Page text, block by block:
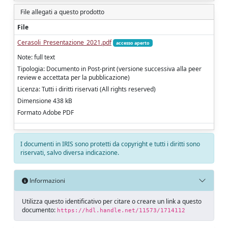
File allegati a questo prodotto
File
Cerasoli_Presentazione_2021.pdf
accesso aperto
Note: full text
Tipologia: Documento in Post-print (versione successiva alla peer
review e accettata per la pubblicazione)
Licenza: Tutti i diritti riservati (All rights reserved)
Dimensione 438 kB
Formato Adobe PDF
I documenti in IRIS sono protetti da copyright e tutti i diritti sono
riservati, salvo diversa indicazione.
Informazioni
Utilizza questo identificativo per citare o creare un link a questo
documento: https://hdl.handle.net/11573/1714112